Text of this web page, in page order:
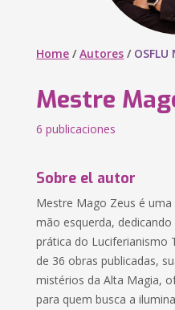
Home /Autores /
Mestre
6 publicaciones
Sobre el autor
Mestre Mago Zeus é
mão esquerda,
prática do Luciferianismo
de 36 obras publicadas,
mistérios da Alta Magia,
para quem busca a